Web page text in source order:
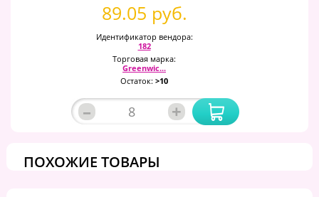
89.05 руб.
Идентификатор вендора:
182
Торговая марка:
Greenwic...
Остаток: >10
– +
ПОХОЖИЕ ТОВАРЫ